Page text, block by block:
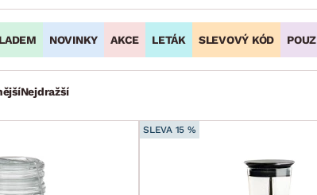
NOVINKY AKCE LETÁK SLEVOVÝ KÓD
Nejdražší
SLEVA 15 %